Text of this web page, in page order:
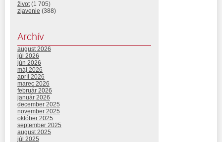
život(1 705)
zjavenie (388)
Archív
august 2026
júl 2026
jún 2026
máj 2026
apríl 2026
marec 2026
február 2026
január 2026
december 2025
november 2025
október 2025
september 2025
august 2025
júl 2025